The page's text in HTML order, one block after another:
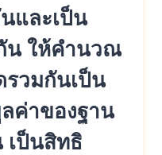
และเป็น
น ให้คำนวณ
วมกันเป็น
ค่าของฐาน
เป็นสิทธิ